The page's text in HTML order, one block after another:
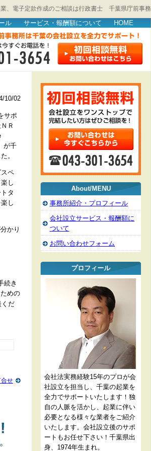
、電子定款作成のご相談は行政書士 千葉県庁前事務
ル サービス・報酬額について HOME
10/02
サポ
Ｒ
が千
。
ペ
し
タ
し
かり
続き
めの
くだ
せ
About/MENU
事務所紹介・プロフィール
会社設立サービス・報酬額に
ついて
お問い合わせフォーム
プロフィール
会社法実務経験15年のプロが会
社設立を担当し、千葉の起業を
全力でサポートいたします！独
自の人脈を活かし、起業に伴い
必要となる様々な業者をご紹介
いたします。会社設立後のサポ
ートもお任せ下さい！千葉県出
身、1974年生まれ。